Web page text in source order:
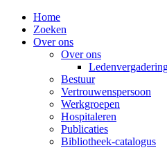
Home
Zoeken
Over ons
Over ons
Bestuur
Vertrouwenspersoon
Werkgroepen
Hospitaleren
Publicaties
Bibliotheek-catalogus